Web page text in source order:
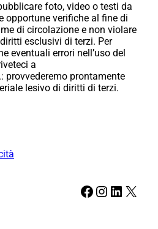
foto, video o testi da
opportune verifiche al fine di
di circolazione e non violare
esclusivi di terzi. Per
eventuali errori nell’uso del
a
provvederemo prontamente
lesivo di diritti di terzi.
Facebook Instagram LinkedIn X